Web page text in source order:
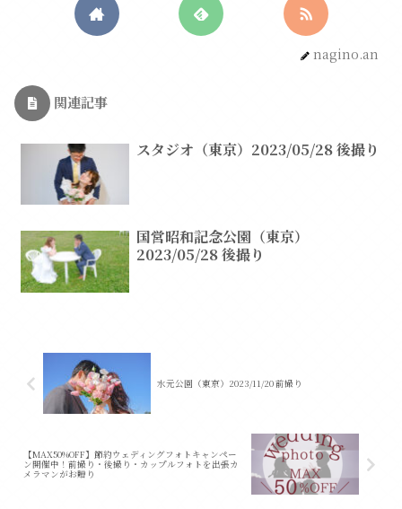
nagino.an
関連記事
スタジオ（東京）2023/05/28 後撮り
国営昭和記念公園（東京）
2023/05/28 後撮り
水元公園（東京）2023/11/20 前撮り
【MAX50%OFF】節約ウェディングフォトキャンペー
ン開催中！前撮り・後撮り・カップルフォトを出張カ
メラマンがお贈り